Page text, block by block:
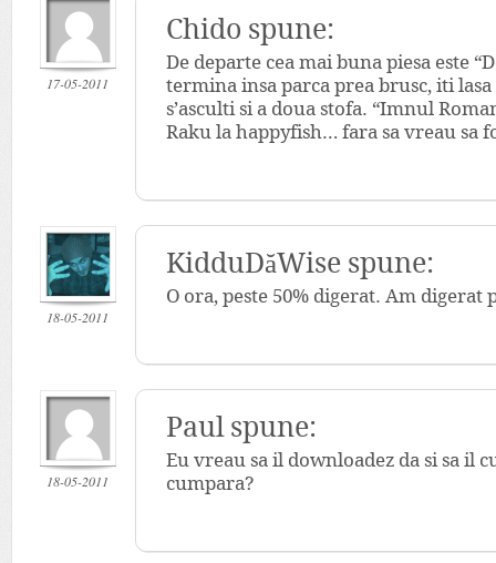
17-05-2011
Chido spune:
De departe cea mai buna piesa este
termina insa parca prea brusc, iti
s’asculti si a doua stofa. “Imnul
Raku la happyfish… fara sa vreau sa
18-05-2011
KidduDăWise spune:
O ora, peste 50% digerat. Am
18-05-2011
Paul spune:
Eu vreau sa il downloadez da si sa il
cumpara?